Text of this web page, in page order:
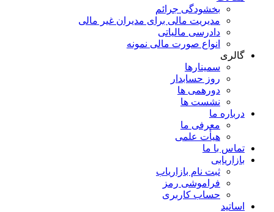
بخشودگی جرائم
مدیریت مالی برای مدیران غیر مالی
دادرسی مالیاتی
انواع صورت مالی نمونه
گالری
سمینارها
روز حسابدار
دورهمی ها
نشست ها
درباره ما
معرفی ما
هیأت علمی
تماس با ما
بازاریابی
ثبت نام بازاریاب
فراموشی رمز
حساب کاربری
اساتید